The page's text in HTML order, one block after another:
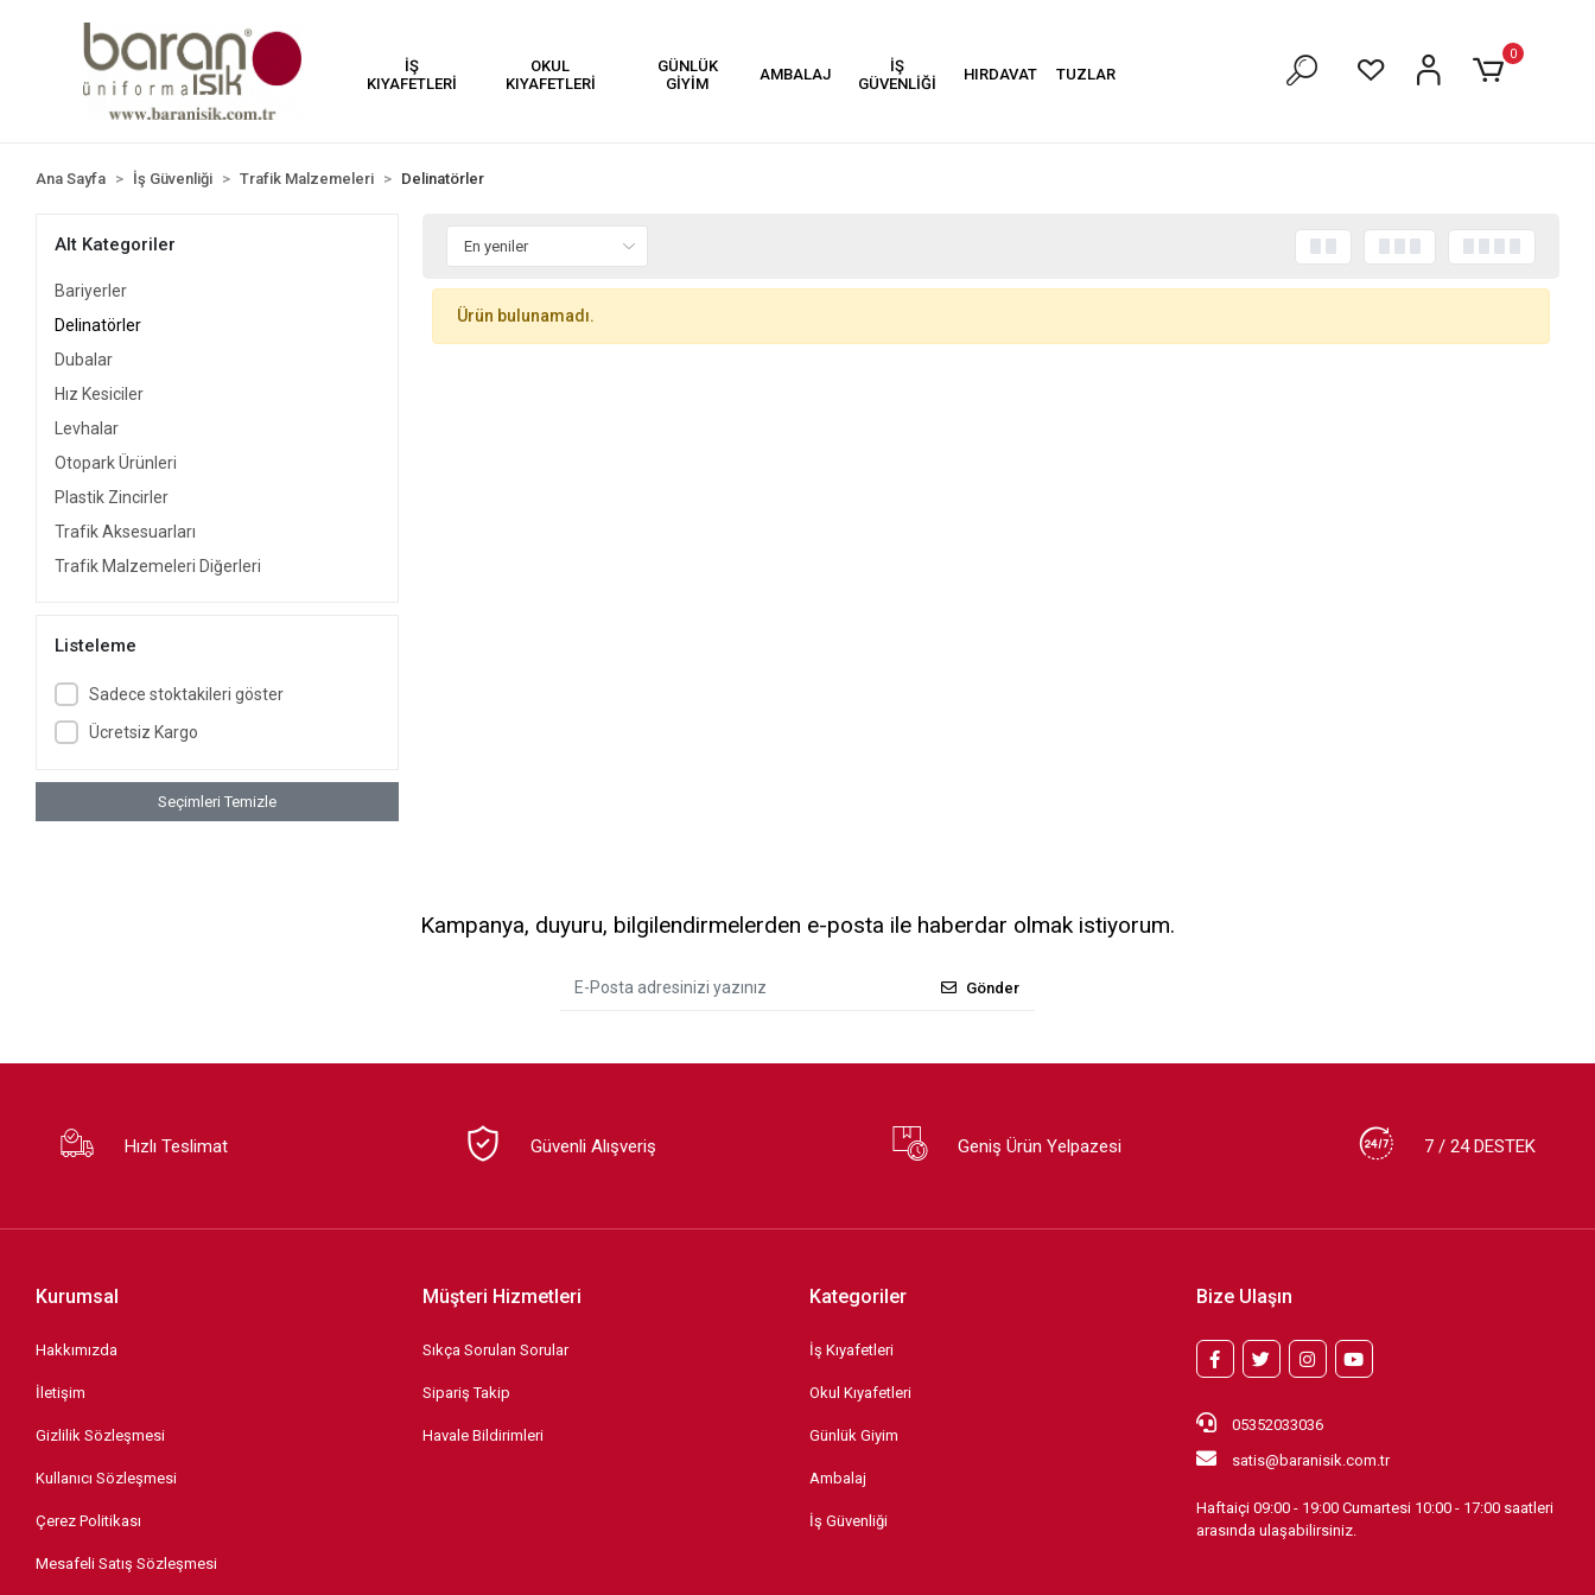
İŞ
KIYAFETLERİ
OKUL
KIYAFETLERİ
GÜNLÜK
GİYİM
AMBALAJ
İŞ
GÜVENLİĞİ
HIRDAVAT TUZLAR
0
Ana Sayfa İş Güvenliği Trafik Malzemeleri Delinatörler
Alt Kategoriler
Bariyerler
Delinatörler
Dubalar
Hız Kesiciler
Levhalar
Otopark Ürünleri
Plastik Zincirler
Trafik Aksesuarları
Trafik Malzemeleri Diğerleri
Listeleme
Sadece stoktakileri göster
Ücretsiz Kargo
Seçimleri Temizle
Ürün bulunamadı.
Kampanya, duyuru, bilgilendirmelerden e-posta ile haberdar olmak istiyorum.
Gönder
Hızlı Teslimat Güvenli Alışveriş Geniş Ürün Yelpazesi 7 / 24 DESTEK
Kurumsal
Hakkımızda
İletişim
Gizlilik Sözleşmesi
Kullanıcı Sözleşmesi
Çerez Politikası
Mesafeli Satış Sözleşmesi
Müşteri Hizmetleri
Sıkça Sorulan Sorular
Sipariş Takip
Havale Bildirimleri
Kategoriler
İş Kıyafetleri
Okul Kıyafetleri
Günlük Giyim
Ambalaj
İş Güvenliği
Bize Ulaşın
05352033036
satis@baranisik.com.tr
Haftaiçi 09:00 - 19:00 Cumartesi 10:00 - 17:00 saatleri
arasında ulaşabilirsiniz.